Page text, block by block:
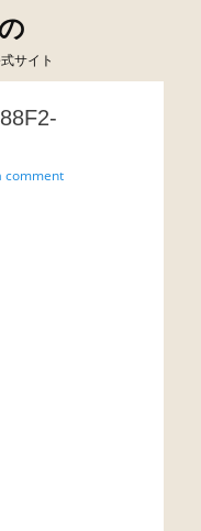
サイト
comment